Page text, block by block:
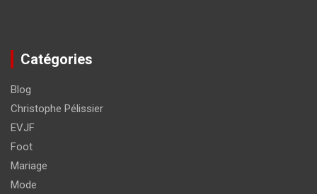
Catégories
Blog
Christophe Pélissier
EVJF
Foot
Mariage
Mode